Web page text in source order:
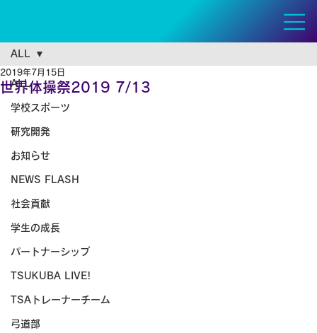
ALL
学校スポーツ
研究開発
お知らせ
NEWS FLASH
社会貢献
学生の成長
パートナーシップ
TSUKUBA LIVE!
TSAトレーナーチーム
弓道部
ALL
世界体操祭2019 7/13
2019年7月15日